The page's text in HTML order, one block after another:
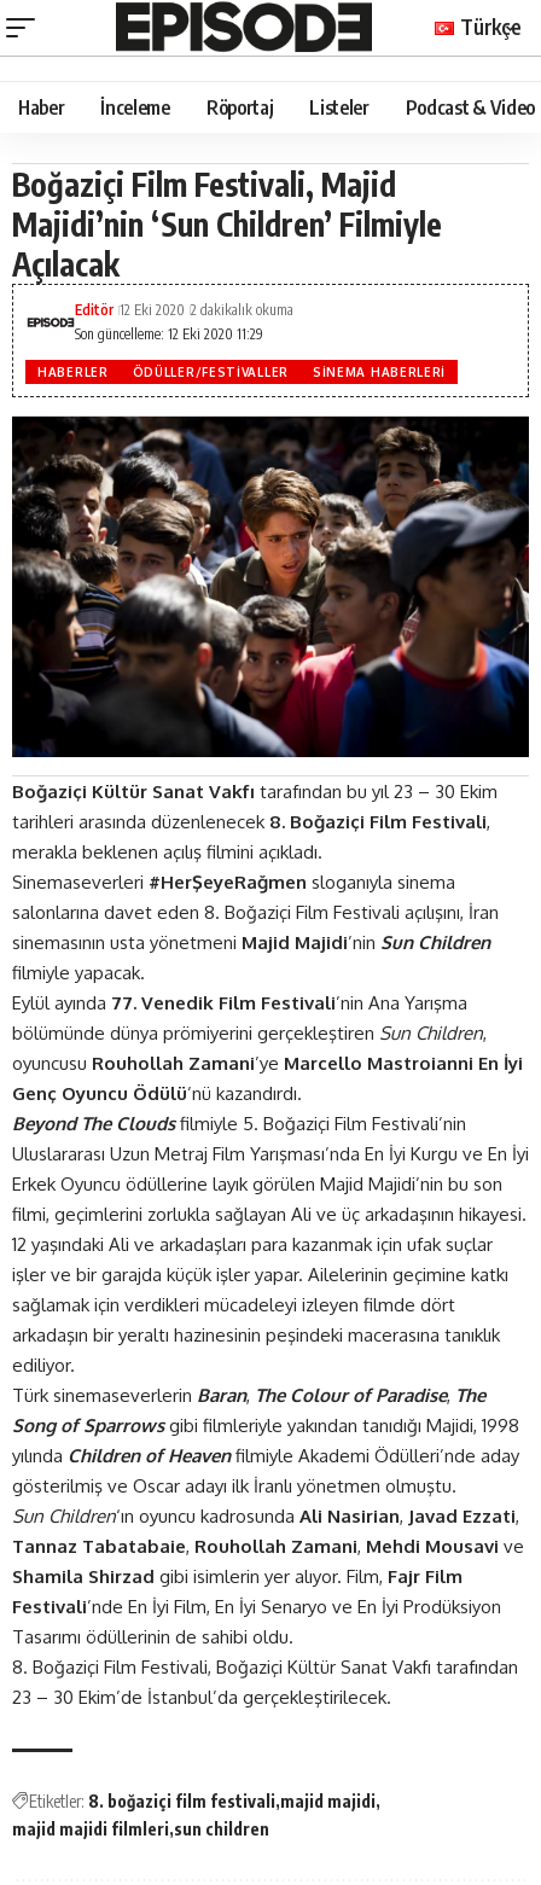
Türkçe
Haber İnceleme Röportaj Listeler Podcast & Video
Boğaziçi Film Festivali, Majid
Majidi’nin ‘Sun Children’ Filmiyle
Açılacak
Son güncelleme: 12 Eki 2020 11:29
Editör 12 Eki 2020 2 dakikalık okuma
HABERLER ÖDÜLLER/FESTIVALLER SINEMA HABERLERI
Boğaziçi Kültür Sanat Vakfı tarafından bu yıl 23 – 30 Ekim
tarihleri arasında düzenlenecek 8. Boğaziçi Film Festivali,
merakla beklenen açılış filmini açıkladı.
Sinemaseverleri #HerŞeyeRağmen sloganıyla sinema
salonlarına davet eden 8. Boğaziçi Film Festivali açılışını, İran
sinemasının usta yönetmeni Majid Majidi’nin Sun Children
filmiyle yapacak.
Eylül ayında 77. Venedik Film Festivali’nin Ana Yarışma
bölümünde dünya prömiyerini gerçekleştiren Sun Children,
oyuncusu Rouhollah Zamani’ye Marcello Mastroianni En İyi
Genç Oyuncu Ödülü’nü kazandırdı.
Beyond The Cloudsfilmiyle 5. Boğaziçi Film Festivali’nin
Uluslararası Uzun Metraj Film Yarışması’nda En İyi Kurgu ve En İyi
Erkek Oyuncu ödüllerine layık görülen Majid Majidi’nin bu son
filmi, geçimlerini zorlukla sağlayan Ali ve üç arkadaşının hikayesi.
12 yaşındaki Ali ve arkadaşları para kazanmak için ufak suçlar
işler ve bir garajda küçük işler yapar. Ailelerinin geçimine katkı
sağlamak için verdikleri mücadeleyi izleyen filmde dört
arkadaşın bir yeraltı hazinesinin peşindeki macerasına tanıklık
ediliyor.
Türk sinemaseverlerin Baran, The Colour of Paradise, The
Song of Sparrowsgibi filmleriyle yakından tanıdığı Majidi, 1998
yılında Children of Heavenfilmiyle Akademi Ödülleri’nde aday
gösterilmiş ve Oscar adayı ilk İranlı yönetmen olmuştu.
Sun Children‘ın oyuncu kadrosunda Ali Nasirian, Javad Ezzati,
Tannaz Tabatabaie, Rouhollah Zamani, Mehdi Mousavi ve
Shamila Shirzad gibi isimlerin yer alıyor. Film, Fajr Film
Festivali’nde En İyi Film, En İyi Senaryo ve En İyi Prodüksiyon
Tasarımı ödüllerinin de sahibi oldu.
8. Boğaziçi Film Festivali, Boğaziçi Kültür Sanat Vakfı tarafından
23 – 30 Ekim’de İstanbul’da gerçekleştirilecek.
Etiketler: 8. boğaziçi film festivali majid majidi
majid majidi filmleri sun children